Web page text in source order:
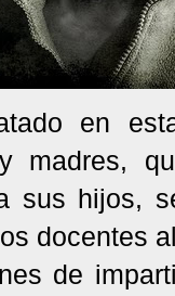
en
madres,
sus hijos,
docentes
de